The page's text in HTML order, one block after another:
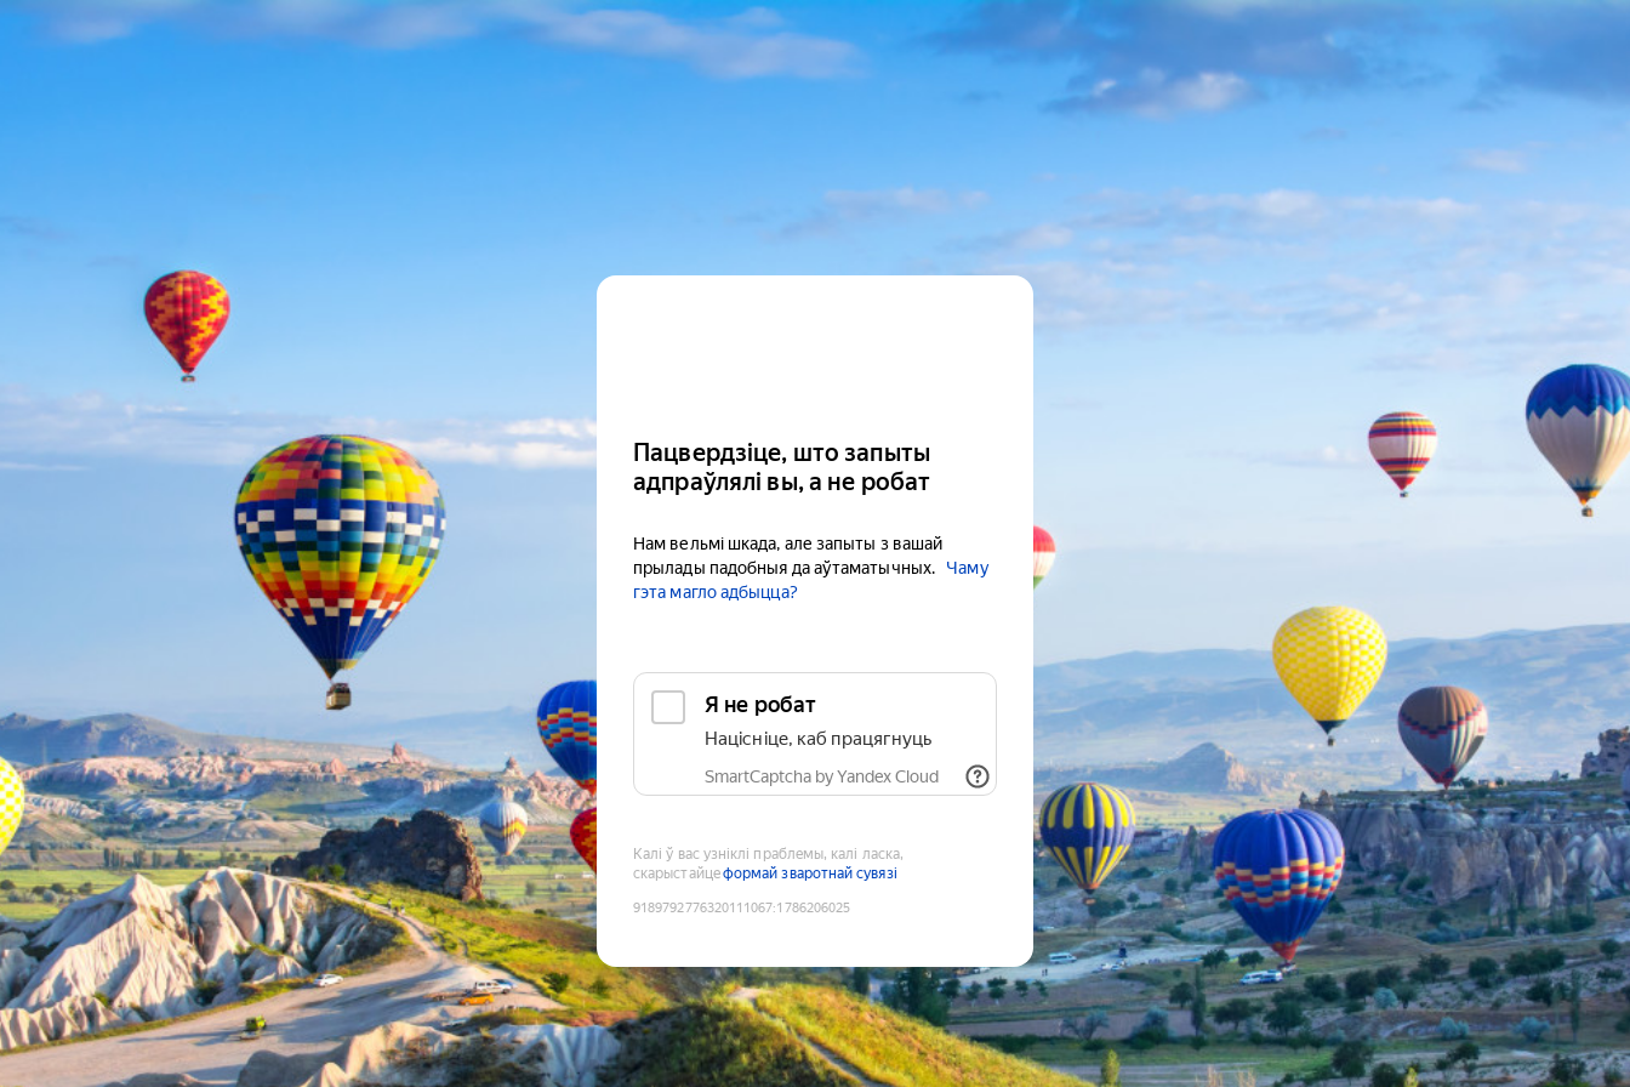
Пацвердзіце, што запыты
адпраўлялі вы, а не робат
Нам вельмі шкада, але запыты з вашай
прылады падобныя да аўтаматычных.
Чаму
гэта магло адбыцца?
Я не робат
Націсніце, каб працягнуць
SmartCaptcha by Yandex Cloud
Калі ў вас узніклі праблемы, калі ласка,
скарыстайцеформай зваротнай сувязі
9189792776320111067:1786206025